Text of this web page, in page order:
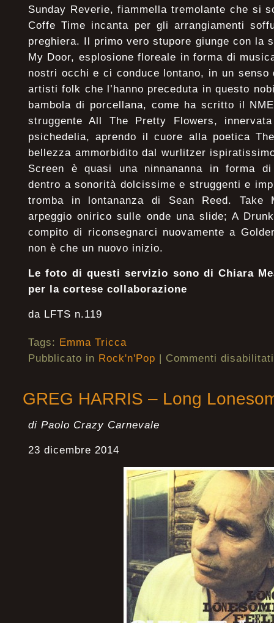
Sunday Reverie, fiammella tremolante che si
Coffe Time incanta per gli arrangiamenti
preghiera. Il primo vero stupore giunge con la
My Door, esplosione floreale in forma di
nostri occhi e ci conduce lontano, in un senso
artisti folk che l’hanno preceduta in questo
bambola di porcellana, come ha scritto il
struggente All The Pretty Flowers,
psichedelia, aprendo il cuore alla poetica
bellezza ammorbidito dal wurlitzer
Screen è quasi una ninnananna in forma
dentro a sonorità dolcissime e struggenti e
tromba in lontananza di Sean Reed. Take
arpeggio onirico sulle onde una slide; A
compito di riconsegnarci nuovamente a
non è che un nuovo inizio.
Le foto di questi servizio sono di Chiara
per la cortese collaborazione
da LFTS n.119
Tags: Emma Tricca
Pubblicato in Rock'n'Pop | Commenti disabilitati
GREG HARRIS – Long
di Paolo Crazy Carnevale
23 dicembre 2014